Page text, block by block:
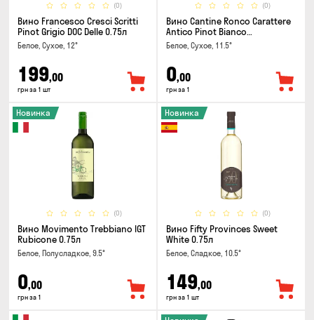
(0)
Вино Francesco Cresci Scritti
Pinot Grigio DOC Delle 0.75л
Белое, Сухое, 12°
199,00
грн за 1 шт
(0)
Вино Cantine Ronco Carattere
Antico Pinot Bianco
Chardonnay Rubicone IGT 0.25л
Белое, Сухое, 11.5°
0,00
грн за 1
(0)
Новинка
Вино Movimento Trebbiano IGT
Rubicone 0.75л
Белое, Полусладкое, 9.5°
0,00
грн за 1
(0)
Новинка
Вино Fifty Provinces Sweet
White 0.75л
Белое, Сладкое, 10.5°
149,00
грн за 1 шт